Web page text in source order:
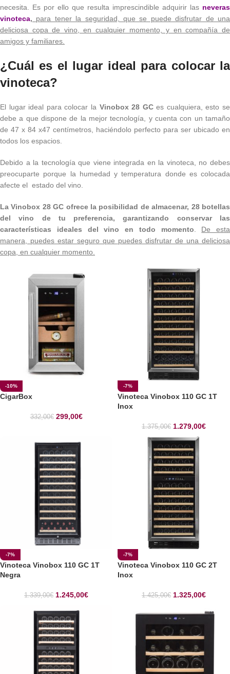
necesita. Es por ello que resulta imprescindible adquirir las neveras
vinoteca, para tener la seguridad, que se puede disfrutar de una
deliciosa copa de vino, en cualquier momento, y en compañía de
amigos y familiares.
¿Cuál es el lugar ideal para colocar la
vinoteca?
El lugar ideal para colocar la Vinobox 28 GCes cualquiera, esto se
debe a que dispone de la mejor tecnología, y cuenta con un tamaño
de 47 x 84 x47 centímetros, haciéndolo perfecto para ser ubicado en
todos los espacios.
Debido a la tecnología que viene integrada en la vinoteca, no debes
preocuparte porque la humedad y temperatura donde es colocada
afecte el estado del vino.
La Vinobox 28 GC ofrece la posibilidad de almacenar, 28 botellas
del vino de tu preferencia, garantizando conservar las
características ideales del vino en todo momento
De esta
manera, puedes estar seguro que puedes disfrutar de una deliciosa
copa, en cualquier momento.
-10%
CigarBox
332,00€ 299,00€
-7%
Vinoteca Vinobox 110 GC 1T
Inox
1.375,00€ 1.279,00€
-7%
Vinoteca Vinobox 110 GC 1T
Negra
1.339,00€ 1.245,00€
-7%
Vinoteca Vinobox 110 GC 2T
Inox
1.425,00€ 1.325,00€